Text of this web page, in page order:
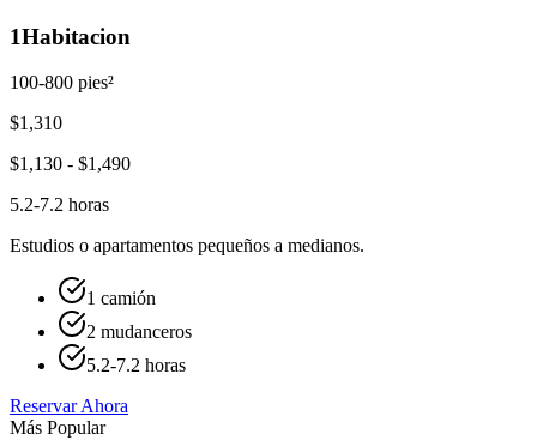
1Habitacion
100-800 pies²
$1,310
$1,130 - $1,490
5.2-7.2 horas
Estudios o apartamentos pequeños a medianos.
1 camión
2 mudanceros
5.2-7.2 horas
Reservar Ahora
Más Popular